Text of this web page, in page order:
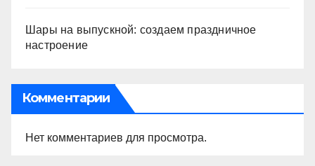
Шары на выпускной: создаем праздничное
настроение
Комментарии
Нет комментариев для просмотра.